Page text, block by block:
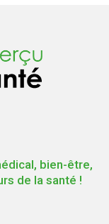
bien-être,
de la santé !